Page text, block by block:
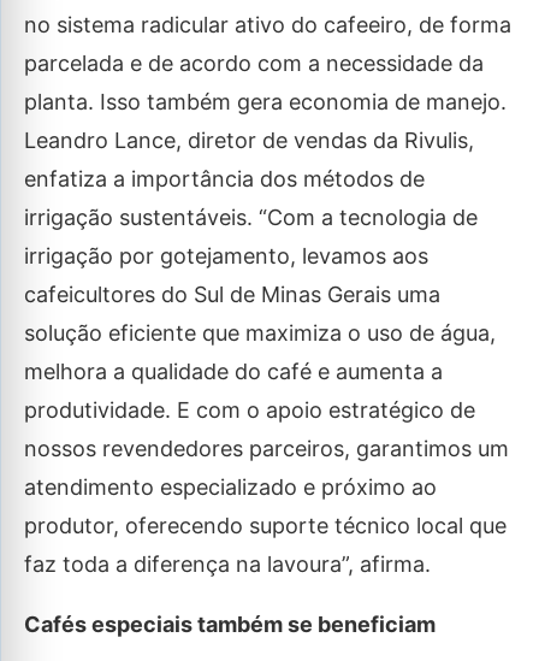
no sistema radicular ativo do cafeeiro, de forma
parcelada e de acordo com a necessidade da
planta. Isso também gera economia de manejo.
Leandro Lance, diretor de vendas da Rivulis,
enfatiza a importância dos métodos de
irrigação sustentáveis. “Com a tecnologia de
irrigação por gotejamento, levamos aos
cafeicultores do Sul de Minas Gerais uma
solução eficiente que maximiza o uso de água,
melhora a qualidade do café e aumenta a
produtividade. E com o apoio estratégico de
nossos revendedores parceiros, garantimos um
atendimento especializado e próximo ao
produtor, oferecendo suporte técnico local que
faz toda a diferença na lavoura”, afirma.
Cafés especiais também se beneficiam